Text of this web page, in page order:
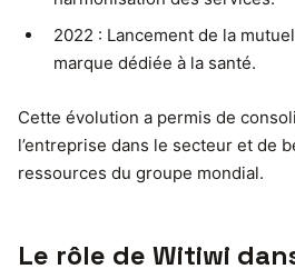
2022 : Lancement de la
marque dédiée à la santé.
Cette évolution a permis de
l’entreprise dans le secteur et de
ressources du groupe mondial.
Le rôle de Witiwi